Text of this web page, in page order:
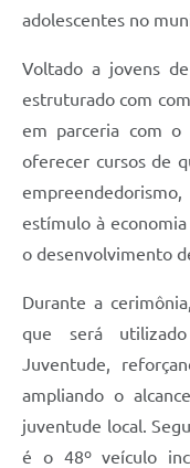
adolescentes no
Voltado a jovens
estruturado com
em parceria com o
oferecer cursos de
estímulo à
o desenvolvimento
Durante a
que será
Juventude,
ampliando o
juventude local.
é o 48º veículo